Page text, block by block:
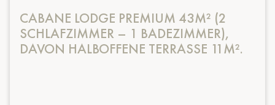
CABANE LODGE PREMIUM 43M² (2
SCHLAFZIMMER – 1 BADEZIMMER),
DAVON HALBOFFENE TERRASSE 11M².